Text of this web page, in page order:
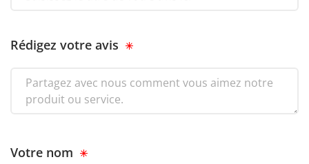
Rédigez votre avis
Votre nom